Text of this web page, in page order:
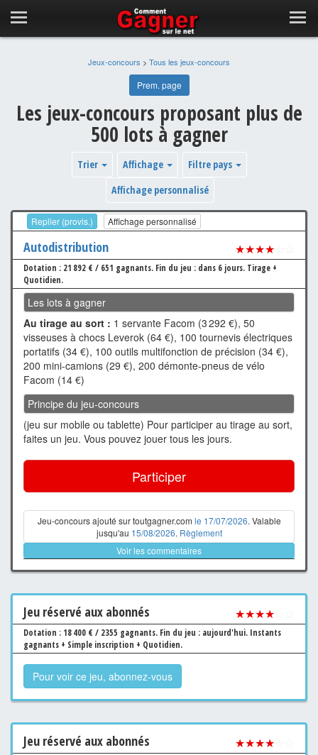
Jeux-concours > Tous les jeux-concours
Prem. page
Les jeux-concours proposant plus de
500 lots à gagner
Trier Affichage
Filtre pays
Affichage personnalisé
Replier (provis.) Affichage personnalisé
Autodistribution ★★★★
Dotation : 21 892 € / 651 gagnants. Fin du jeu : dans 6 jours. Tirage +
Quotidien.
Les lots à gagner
Au tirage au sort : 1 servante Facom (3 292 €), 50
visseuses à chocs Leverok (64 €), 100 tournevis électriques
portatifs (34 €), 100 outils multifonction de précision (34 €),
200 mini-camions (29 €), 200 démonte-pneus de vélo
Facom (14 €)
Principe du jeu-concours
(jeu sur mobile ou tablette) Pour participer au tirage au sort,
faites un jeu. Vous pouvez jouer tous les jours.
Participer
Jeu-concours ajouté sur toutgagner.com le 17/07/2026. Valable
jusqu'au 15/08/2026. Règlement
Voir les commentaires
Jeu réservé aux abonnés ★★★★
Dotation : 18 400 € / 2355 gagnants. Fin du jeu : aujourd'hui. Instants
gagnants + Simple inscription + Quotidien.
Pour voir ce jeu, abonnez-vous
Jeu réservé aux abonnés ★★★★